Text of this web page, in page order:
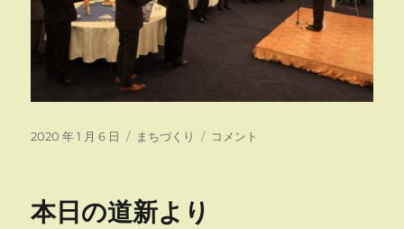
投
2020 年 1 月 6 日
カ
ー
まちづくり
新
コメント
本日の道新より